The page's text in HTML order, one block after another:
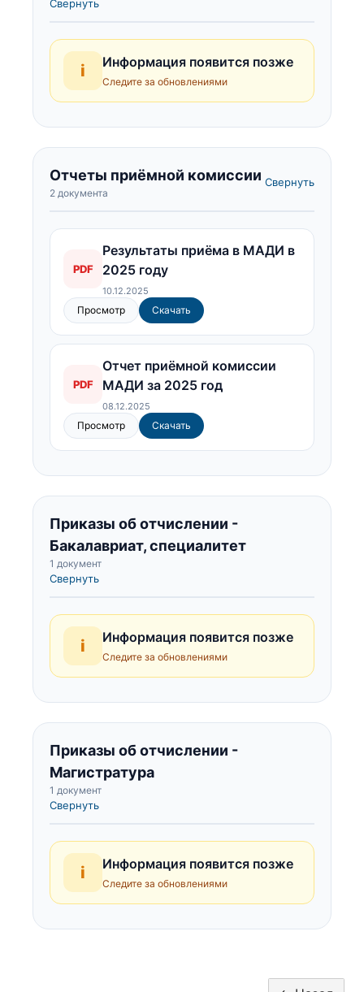
Свернуть
i Информация появится позже
Следите за обновлениями
Отчеты приёмной комиссии
2 документа
Свернуть
PDF
Результаты приёма в МАДИ в
2025 году
10.12.2025
Просмотр Скачать
PDF
Отчет приёмной комиссии
МАДИ за 2025 год
08.12.2025
Просмотр Скачать
Приказы об отчислении -
Бакалавриат, специалитет
1 документ
Свернуть
i Информация появится позже
Следите за обновлениями
Приказы об отчислении -
Магистратура
1 документ
Свернуть
i Информация появится позже
Следите за обновлениями